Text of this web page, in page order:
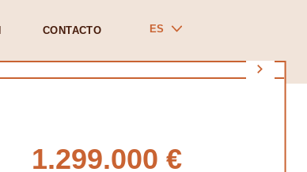
CONTACTO ES
1.299.000 €